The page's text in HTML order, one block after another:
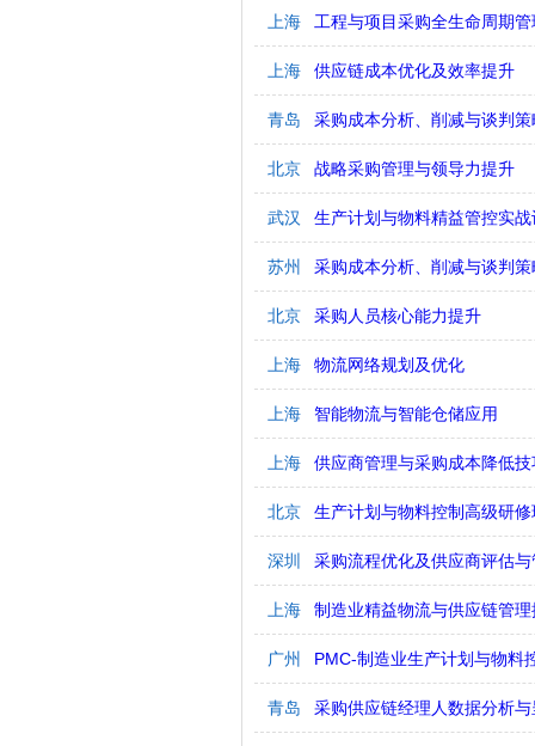
上海 工程与项目采购全生命周期
上海 供应链成本优化及效率提升
青岛 采购成本分析、削减与谈判策
北京 战略采购管理与领导力提升
武汉 生产计划与物料精益管控实战
苏州 采购成本分析、削减与谈判策
北京 采购人员核心能力提升
上海 物流网络规划及优化
上海 智能物流与智能仓储应用
上海 供应商管理与采购成本降低技
北京 生产计划与物料控制高级研
深圳 采购流程优化及供应商评估与
上海 制造业精益物流与供应链管
广州 PMC-制造业生产计划与物料
青岛 采购供应链经理人数据分析